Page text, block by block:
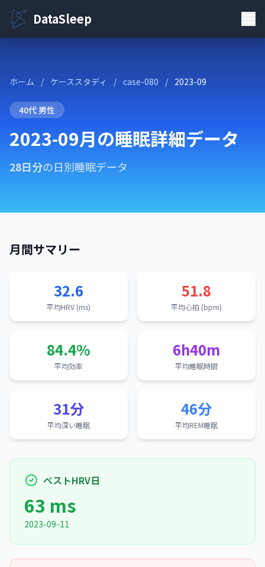
DataSleep
ホーム / ケーススタディ / case-080 / 2023-09
40代 男性
2023-09月の睡眠詳細データ
28日分の日別睡眠データ
月間サマリー
32.6
平均HRV (ms)
51.8
平均心拍 (bpm)
84.4%
平均効率
6h40m
平均睡眠時間
31分
平均深い睡眠
46分
平均REM睡眠
ベストHRV日
63 ms
2023-09-11